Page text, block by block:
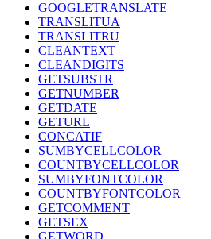
GOOGLETRANSLATE
TRANSLITUA
TRANSLITRU
CLEANTEXT
CLEANDIGITS
GETSUBSTR
GETNUMBER
GETDATE
GETURL
CONCATIF
SUMBYCELLCOLOR
COUNTBYCELLCOLOR
SUMBYFONTCOLOR
COUNTBYFONTCOLOR
GETCOMMENT
GETSEX
GETWORD